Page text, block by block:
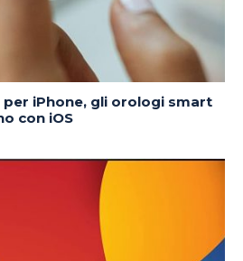
iPhone, gli orologi smart
con iOS